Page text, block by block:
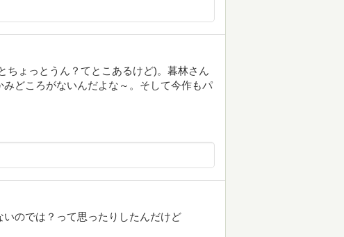
ょっとうん？てとこあるけど)。暮林さん
どころがないんだよな～。そして今作もパ
いのでは？って思ったりしたんだけど